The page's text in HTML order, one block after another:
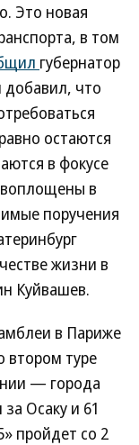
Это новая
в том
губернатор
добавил, что
остаются
в фокусе
в
поручения
жизни в
Куйвашев.
в Париже
втором туре
— города
Осаку и 61
пройдет со 2